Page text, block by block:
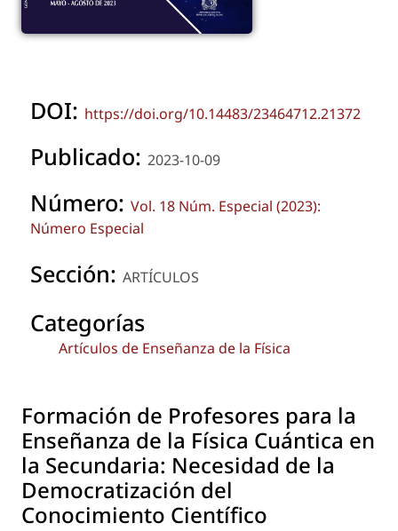
DOI: https://doi.org/10.14483/23464712.21372
Publicado: 2023-10-09
Número: Vol. 18 Núm. Especial (2023):
Número Especial
Sección: ARTÍCULOS
Categorías
Artículos de Enseñanza de la Física
Formación de Profesores para la
Enseñanza de la Física Cuántica en
la Secundaria: Necesidad de la
Democratización del
Conocimiento Científico